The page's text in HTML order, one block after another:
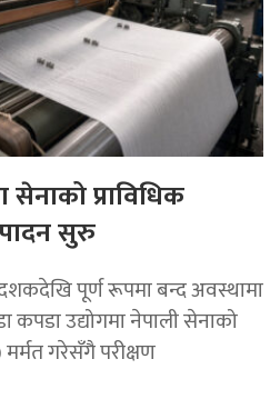
सेनाको प्राविधिक
सुरु
पूर्ण रूपमा बन्द अवस्थामा
कपडा उद्योगमा नेपाली सेनाको
गरेसँगै परीक्षण